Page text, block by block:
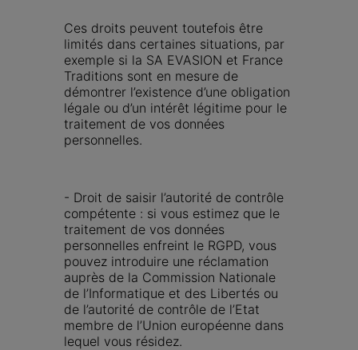
Ces droits peuvent toutefois être
limités dans certaines situations, par
exemple si la SA EVASION et France
Traditions sont en mesure de
démontrer l’existence d’une obligation
légale ou d’un intérêt légitime pour le
traitement de vos données
personnelles.
- Droit de saisir l’autorité de contrôle
compétente : si vous estimez que le
traitement de vos données
personnelles enfreint le RGPD, vous
pouvez introduire une réclamation
auprès de la Commission Nationale
de l’Informatique et des Libertés ou
de l’autorité de contrôle de l’Etat
membre de l’Union européenne dans
lequel vous résidez.